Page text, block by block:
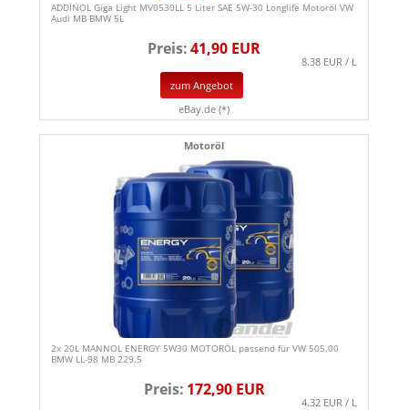
ADDINOL Giga Light MV0530LL 5 Liter SAE 5W-30 Longlife Motoröl VW
Audi MB BMW 5L
Preis:41,90 EUR
8.38 EUR / L
zum Angebot
eBay.de (*)
Motoröl
2x 20L MANNOL ENERGY 5W30 MOTORÖL passend für VW 505.00
BMW LL-98 MB 229.5
Preis: 172,90 EUR
4.32 EUR / L